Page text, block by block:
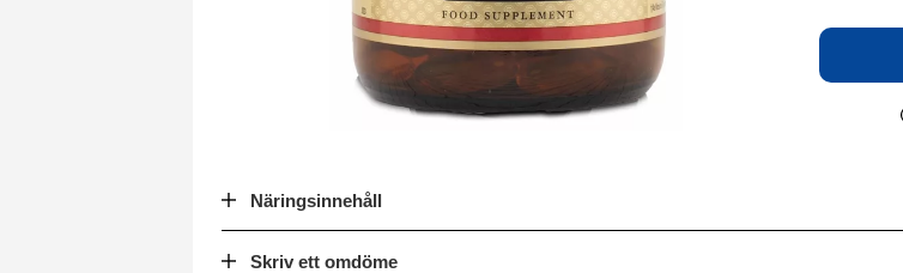
Näringsinnehåll
Skriv ett omdöme